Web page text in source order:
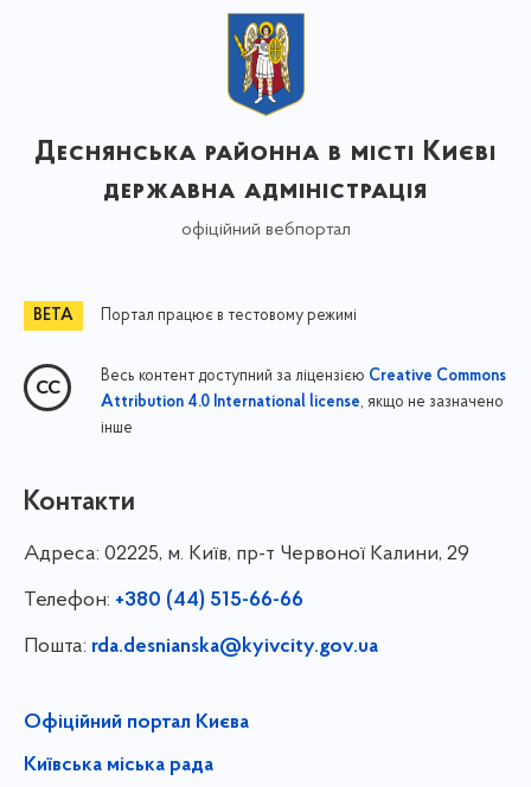
Деснянська районна в місті Києві
державна адміністрація
офіційний вебпортал
Портал працює в тестовому режимі
Весь контент доступний за ліцензією Creative Commons
Attribution 4.0 International license, якщо не зазначено
інше
Контакти
Адреса: 02225, м. Київ, пр-т Червоної Калини, 29
Телефон: +380 (44) 515-66-66
Пошта: rda.desnianska@kyivcity.gov.ua
Офіційний портал Києва
Київська міська рада